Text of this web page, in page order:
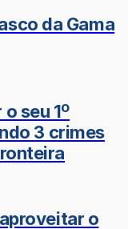
da Gama
seu 1º
3 crimes
o